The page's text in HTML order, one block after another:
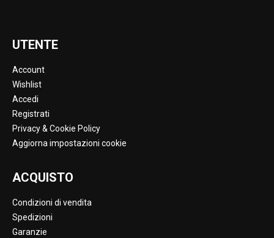
UTENTE
Account
Wishlist
Accedi
Registrati
Privacy & Cookie Policy
Aggiorna impostazioni cookie
ACQUISTO
Condizioni di vendita
Spedizioni
Garanzie